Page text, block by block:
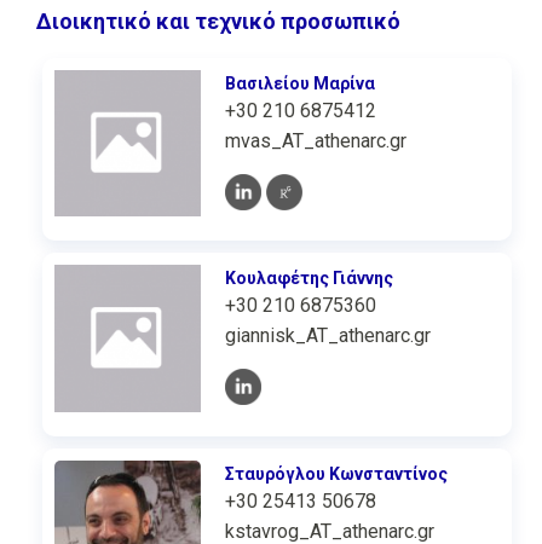
Διοικητικό και τεχνικό προσωπικό
Βασιλείου Μαρίνα
+30 210 6875412
mvas_AT_athenarc.gr
Κουλαφέτης Γιάννης
+30 210 6875360
giannisk_AT_athenarc.gr
Σταυρόγλου Κωνσταντίνος
+30 25413 50678
kstavrog_AT_athenarc.gr